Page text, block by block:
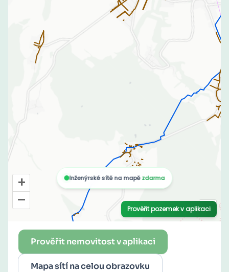
Prověřit nemovitost v aplikaci
Mapa sítí na celou obrazovku